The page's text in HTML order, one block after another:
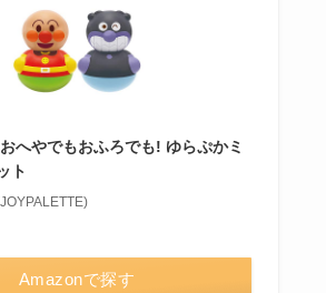
へやでもおふろでも! ゆらぷかミ
ト
Amazonで探す